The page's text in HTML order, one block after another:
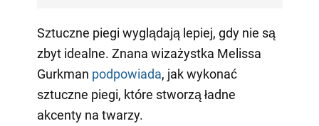
Sztuczne piegi wyglądają lepiej, gdy nie są
zbyt idealne. Znana wizażystka Melissa
Gurkman podpowiada, jak wykonać
sztuczne piegi, które stworzą ładne
akcenty na twarzy.